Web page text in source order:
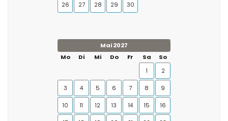
26 27 28 29 30
Mai 2027
Mo
Di Mi Do Fr Sa
So
1
2
3 4 5 6 7 8 9
10 11 12 13 14 15 16